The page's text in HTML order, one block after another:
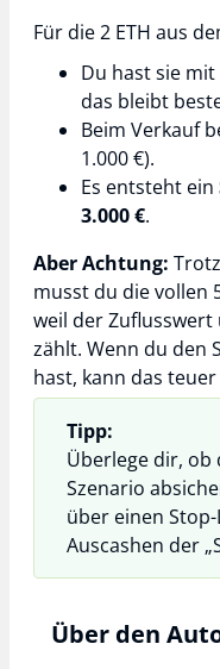
Für die 2 ETH aus
Du hast sie mit
das bleibt
Beim Verkauf
1.000 €).
Es entsteht ein
3.000 €.
Aber Achtung:
musst du die vollen
weil der
zählt. Wenn du den
hast, kann das
Tipp:
Überlege dir, ob
Szenario
über einen
Auscashen der
Über den